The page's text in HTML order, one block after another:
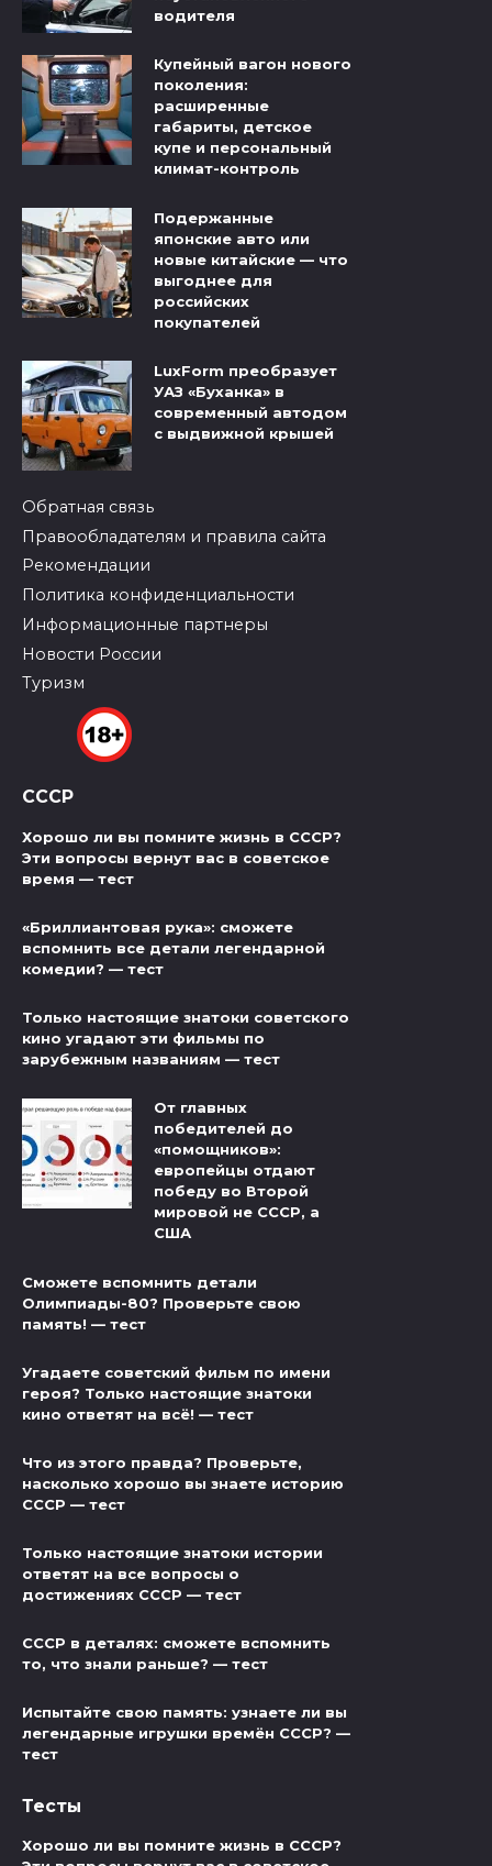
водителя
Купейный вагон нового
поколения:
расширенные
габариты, детское
купе и персональный
климат-контроль
Подержанные
японские авто или
новые китайские — что
выгоднее для
российских
покупателей
LuxForm преобразует
УАЗ «Буханка» в
современный автодом
с выдвижной крышей
Обратная связь
Правообладателям и правила сайта
Рекомендации
Политика конфиденциальности
Информационные партнеры
Новости России
Туризм
СССР
Хорошо ли вы помните жизнь в СССР?
Эти вопросы вернут вас в советское
время — тест
«Бриллиантовая рука»: сможете
вспомнить все детали легендарной
комедии? — тест
Только настоящие знатоки советского
кино угадают эти фильмы по
зарубежным названиям — тест
От главных
победителей до
«помощников»:
европейцы отдают
победу во Второй
мировой не СССР, а
США
Сможете вспомнить детали
Олимпиады-80? Проверьте свою
память! — тест
Угадаете советский фильм по имени
героя? Только настоящие знатоки
кино ответят на всё! — тест
Что из этого правда? Проверьте,
насколько хорошо вы знаете историю
СССР — тест
Только настоящие знатоки истории
ответят на все вопросы о
достижениях СССР — тест
СССР в деталях: сможете вспомнить
то, что знали раньше? — тест
Испытайте свою память: узнаете ли вы
легендарные игрушки времён СССР? —
тест
Тесты
Хорошо ли вы помните жизнь в СССР?